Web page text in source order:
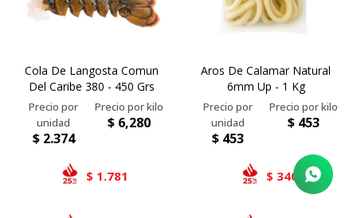
Cola De Langosta Comun
Del Caribe 380 - 450 Grs
$ 2.374
$ 6,280
$ 1.781
Aros De Calamar Natural
6mm Up - 1 Kg
$ 453
$ 453
$ 340